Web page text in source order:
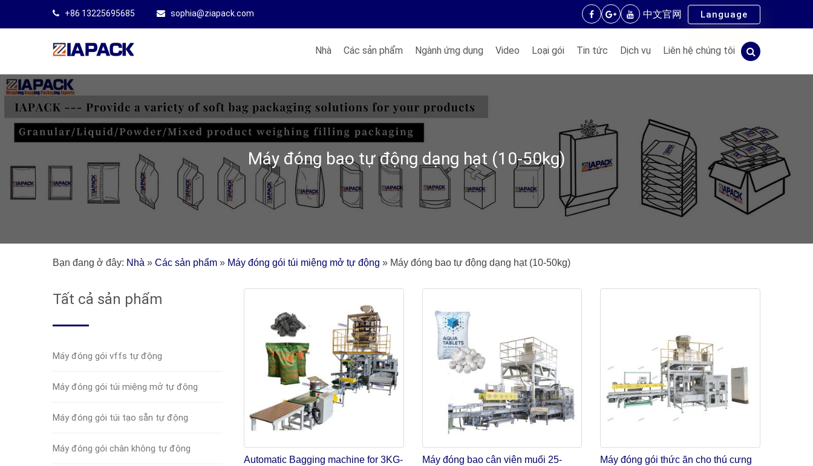
+86 13225695685 sophia@ziapack.com 中文官网 Language
Nhà Các sản phẩm Ngành ứng dụng Video Loại gói Tin tức Dịch vụ Liên hệ chúng tôi
Máy đóng bao tự động dạng hạt (10-50kg)
Bạn đang ở đây: Nhà » Các sản phẩm » Máy đóng gói túi miệng mở tự động » Máy đóng bao tự động dạng hạt (10-50kg)
Tất cả sản phẩm
Máy đóng gói vffs tự động
Máy đóng gói túi miệng mở tự động
Máy đóng gói túi tạo sẵn tự động
Máy đóng gói chân không tự động
Automatic Bagging machine for 3KG-
Máy đóng bao cân viên muối 25-
Máy đóng gói thức ăn cho thú cưng